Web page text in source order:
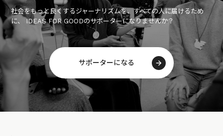
社会をもっと良くするジャーナリズムを、すべての人に届けるため
に、 IDEAS FOR GOODのサポーターになりませんか？
サポーターになる